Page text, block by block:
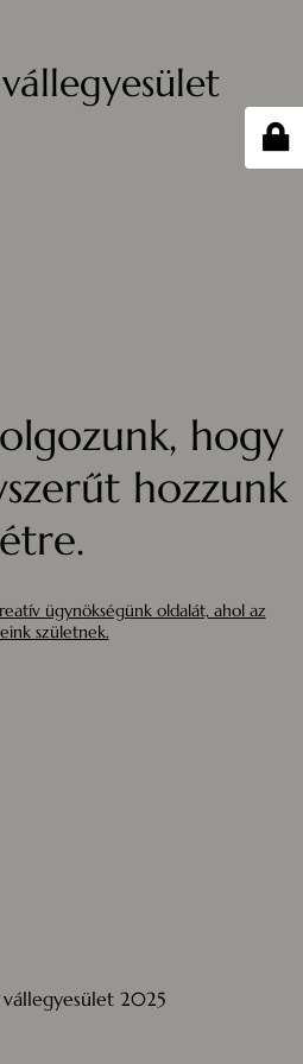
hogy
hozzunk
ügynökségünk oldalát, ahol az
születnek.
2025